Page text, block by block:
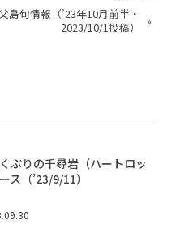
島旬情報（’23年10月前半・
2023/10/1投稿）
»
ぶりの千尋岩（ハートロッ
ス（’23/9/11）